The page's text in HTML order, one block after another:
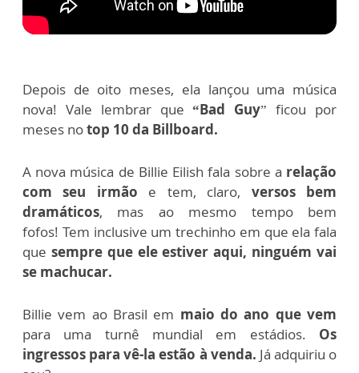
Depois de oito meses, ela lançou uma música
nova! Vale lembrar que “Bad Guy” ficou por
meses notop 10 da Billboard.
A nova música de Billie Eilish fala sobre a relação
com seu irmão e tem, claro, versos bem
dramáticos, mas ao mesmo tempo bem
fofos! Tem inclusive um trechinho em que ela fala
que sempre que ele estiver aqui, ninguém vai
se machucar.
Billie vem ao Brasil em maio do ano que vem
para uma turnê mundial em estádios. Os
ingressos para vê-la estão à venda. Já adquiriu o